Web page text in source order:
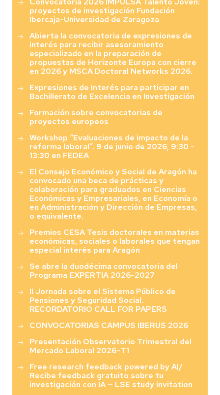
proyectos de investigación Fundación
Ibercaja-Universidad de Zaragoza
Abierta la convocatoria de expresiones de
interés para recibir asesoramiento
especializado en la preparación de
propuestas de Horizonte Europa con cierre
en 2026 y MSCA Doctoral Networks 2026.
Expresiones de Interés para participar en
Bachillerato de Excelencia en Investigación
Formación sobre convocatorias de
proyectos europeos
Workshop “Evaluaciones de impacto de la
reforma laboral”. 9 de junio de 2026, 9:30 -
13:30 en FEDEA
El Consejo Económico y Social de Aragón ha
convocado una beca de prácticas y
colaboración para graduados en Ciencias
Económicas y Empresariales, en Economía o
en Administración y Dirección de Empresas,
o equivalente.
Premios CESA Tesis doctorales en materias
económicas, sociales o laborales que tengan
especial interés para Aragón
Se abre la duodécima convocatoria del
Programa EXPERTIA 2026-2027
II Jornada sobre el Sistema Público de
Pensiones y Seguridad Social.
RECORDATORIO CALL FOR PAPERS
CONVOCATORIAS CAMPUS IBERUS 2026
Presentación Observatorio Trimestral del
Mercado Laboral 2026-T1
Free research feedback powered by AI/
Recibe feedback gratuito sobre tu
investigación con IA — LSE study invitation